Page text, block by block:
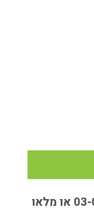
למידע נוסף חייגו 03-0000000 או מלאו